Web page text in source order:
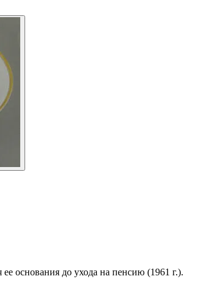
основания до ухода на пенсию (1961 г.).